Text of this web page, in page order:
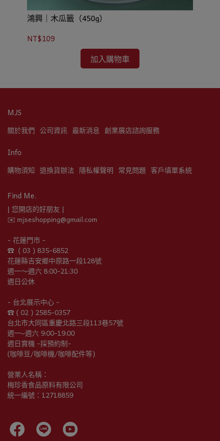
鴻興｜木瓜籤（450g）
NT$109
加入購物車
MJS
關於我們 公司資訊 最新消息 創業展店諮詢服務
Info
購物須知 退換貨辦法 隱私權聲明 常見問題 客戶填單系統
Find Me.
| 您開店的好朋友 |
✉️ mjseshopping@gmail.com
- 花蓮門市 -
☎︎  ( 03 ) 835-6852
花蓮縣吉安鄉中原路一段128號
週一～週六 8:00-21:30
週日公休
- 台北展示中心 -
☎︎ ( 02 ) 2585-0357
台北市大同區重慶北路三段113巷57號
週一~週六 9:00-19:00
週日賞機 -採預約制-
(咖啡豆/咖啡機/咖啡配件等)
營業人名稱：
梅珍香食品原料有限公司
統一編號：12718859